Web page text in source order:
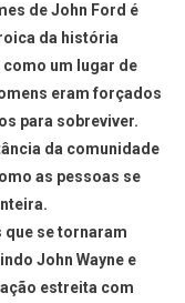
de John Ford é
da história
um lugar de
eram forçados
para sobreviver.
da comunidade
as pessoas se
se tornaram
John Wayne e
estreita com